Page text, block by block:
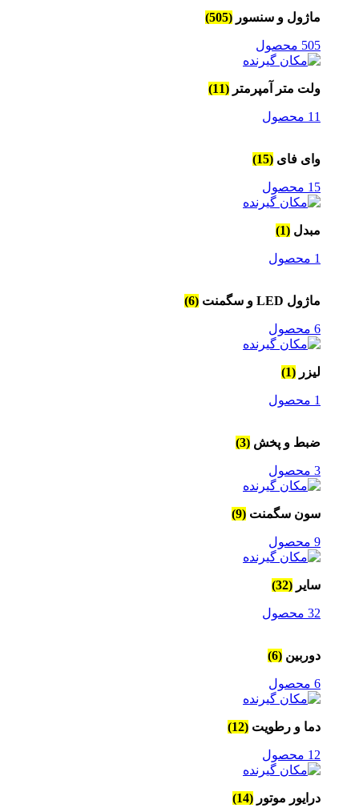
بود. ماژول و سنسور (505)
505 محصول
ولت متر آمپرمتر (11)
11 محصول
وای فای (15)
15 محصول
مبدل (1)
1 محصول
ماژول LED و سگمنت (6)
6 محصول
لیزر (1)
1 محصول
ضبط و پخش (3)
3 محصول
سون سگمنت (9)
9 محصول
سایر (32)
32 محصول
دوربین (6)
6 محصول
دما و رطویت (12)
12 محصول
درایور موتور (14)